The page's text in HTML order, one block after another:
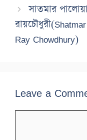
সাতমার
Ray Chowdhury)
Leave a